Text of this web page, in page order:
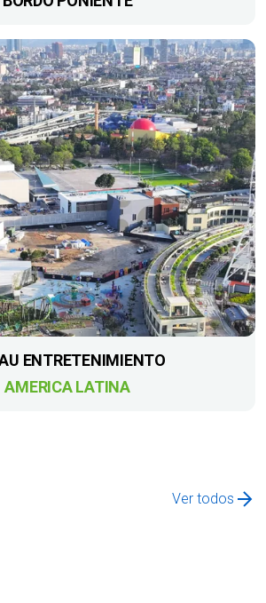
ENTRETENIMIENTO
AMERICA LATINA
Ver todos